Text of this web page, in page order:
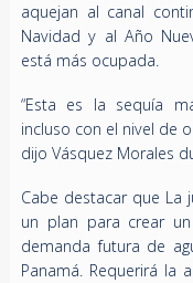
aquejan al canal
Navidad y al Año
está más ocupada.
“Esta es la sequía
incluso con el nivel de
dijo Vásquez Morales
Cabe destacar que La
un plan para crear
demanda futura de
Panamá. Requerirá la